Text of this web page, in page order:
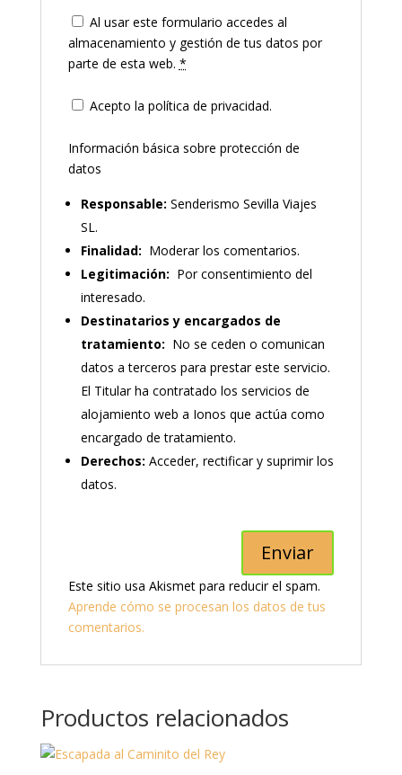
Al usar este formulario accedes al
almacenamiento y gestión de tus datos por
parte de esta web. *
Acepto la política de privacidad.
Información básica sobre protección de
datos
Responsable: Senderismo Sevilla Viajes
SL.
Finalidad: Moderar los comentarios.
Legitimación: Por consentimiento del
interesado.
Destinatarios y encargados de
tratamiento: No se ceden o comunican
datos a terceros para prestar este servicio.
El Titular ha contratado los servicios de
alojamiento web a Ionos que actúa como
encargado de tratamiento.
Derechos: Acceder, rectificar y suprimir los
datos.
Este sitio usa Akismet para reducir el spam.
Aprende cómo se procesan los datos de tus
comentarios.
Productos relacionados